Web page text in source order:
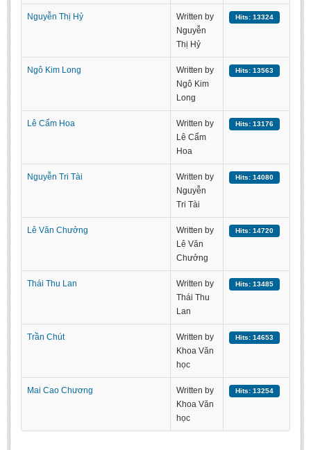
To Build a Standard Orthography in Schools and the Media
80 Years of New Poetry and the Self-Reliant Literary Group
Alumni Association
STUDENT ACTIVITIES
Calligraphy Club
Nguyễn Thị Hỷ
Written by
Nguyễn
Thị Hỷ
Hits: 13324
Ngô Kim Long
Written by
Ngô Kim
Long
Hits: 13563
Lê Cẩm Hoa
Written by
Lê Cẩm
Hoa
Hits: 13176
Nguyễn Tri Tài
Written by
Nguyễn
Tri Tài
Hits: 14080
Lê Văn Chưởng
Written by
Lê Văn
Chưởng
Hits: 14720
Thái Thu Lan
Written by
Thái Thu
Lan
Hits: 13485
Trần Chút
Written by
Khoa Văn
học
Hits: 14653
Mai Cao Chương
Written by
Khoa Văn
học
Hits: 13254